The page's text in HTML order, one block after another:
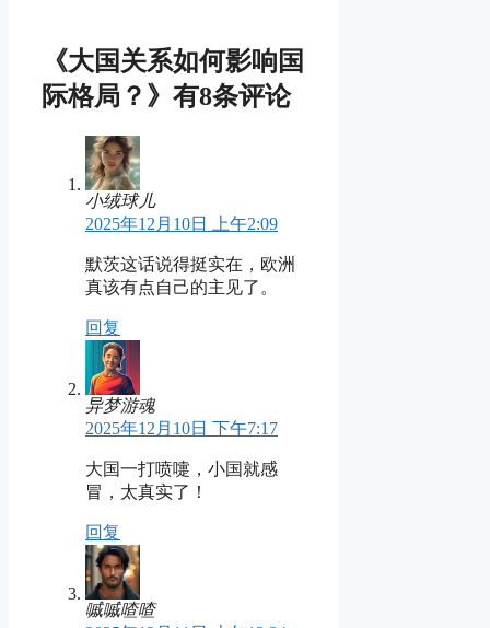
《大国关系如何影响国
际格局？》有8条评论
小绒球儿
2025年12月10日 上午2:09
默茨这话说得挺实在，欧洲
真该有点自己的主见了。
回复
异梦游魂
2025年12月10日 下午7:17
大国一打喷嚏，小国就感
冒，太真实了！
回复
嘁嘁喳喳